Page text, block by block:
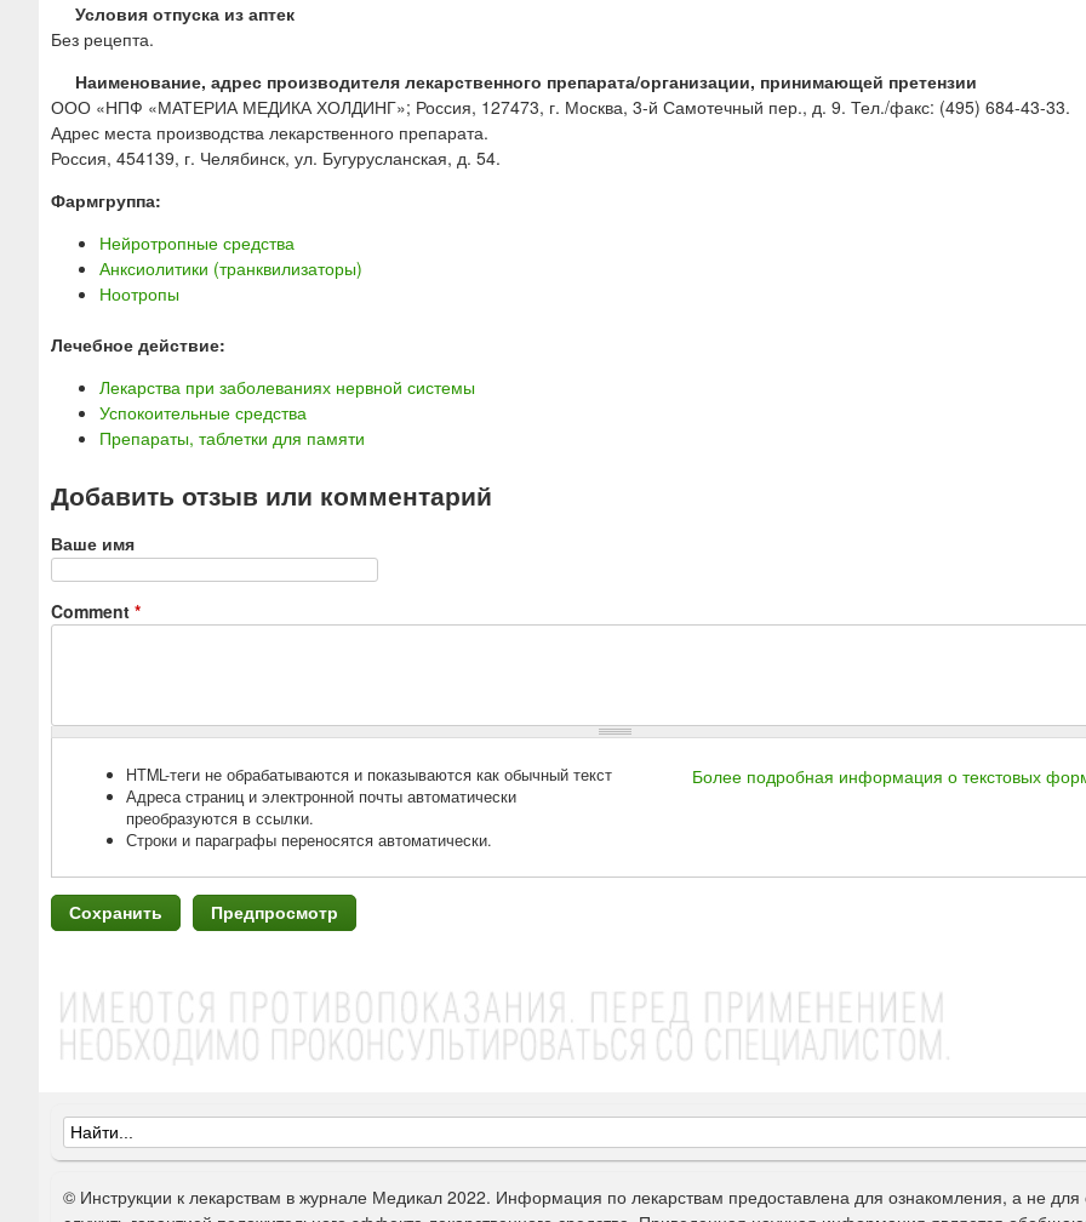
Условия отпуска из аптек
Без рецепта.
Наименование, адрес производителя лекарственного препарата/организации, принимающей претензии
ООО «НПФ «МАТЕРИА МЕДИКА ХОЛДИНГ»; Россия, 127473, г. Москва, 3-й Самотечный пер., д. 9. Тел./факс: (495) 684-43-33.
Адрес места производства лекарственного препарата.
Россия, 454139, г. Челябинск, ул. Бугурусланская, д. 54.
Фармгруппа:
Нейротропные средства
Анксиолитики (транквилизаторы)
Ноотропы
Лечебное действие:
Лекарства при заболеваниях нервной системы
Успокоительные средства
Препараты, таблетки для памяти
Добавить отзыв или комментарий
Ваше имя
Comment *
Более подробная информация о текстовых
HTML-теги не обрабатываются и показываются как обычный текст
Адреса страниц и электронной почты автоматически
преобразуются в ссылки.
Строки и параграфы переносятся автоматически.
Ф
о
© Инструкции к лекарствам в журнале Медикал 2022. Информация по лекарствам предоставлена для ознакомления, а не